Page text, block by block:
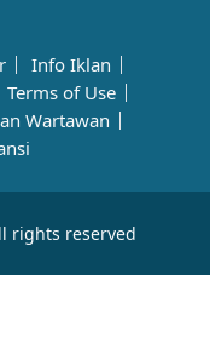
Info Iklan
Terms of Use
Wartawan
rights reserved